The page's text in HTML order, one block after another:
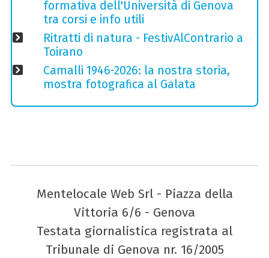
formativa dell'Università di Genova
tra corsi e info utili
Ritratti di natura - FestivAlContrario a
Toirano
Camalli 1946-2026: la nostra storia,
mostra fotografica al Galata
Mentelocale Web Srl - Piazza della
Vittoria 6/6 - Genova
Testata giornalistica registrata al
Tribunale di Genova nr. 16/2005